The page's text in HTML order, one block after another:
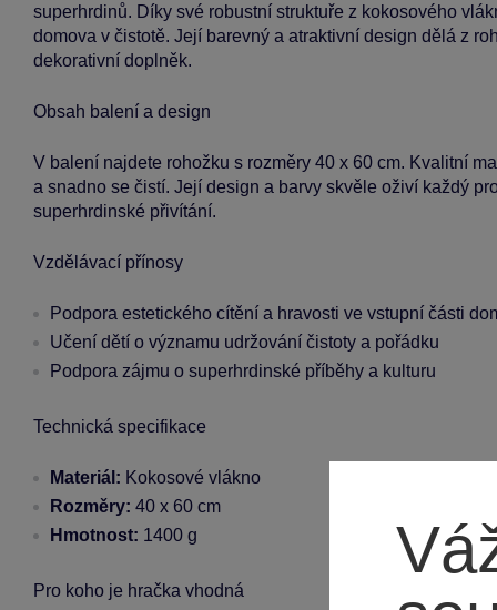
superhrdinů. Díky své robustní struktuře z kokosového
domova v čistotě. Její barevný a atraktivní design dělá z
dekorativní doplněk.
Obsah balení a design
V balení najdete rohožku s rozměry 40 x 60 cm. Kvalitní
a snadno se čistí. Její design a barvy skvěle oživí každý
superhrdinské přivítání.
Vzdělávací přínosy
Podpora estetického cítění a hravosti ve vstupní části
Učení dětí o významu udržování čistoty a pořádku
Podpora zájmu o superhrdinské příběhy a kulturu
Technická specifikace
Materiál: Kokosové vlákno
Rozměry: 40 x 60 cm
Hmotnost: 1400 g
Pro koho je hračka vhodná